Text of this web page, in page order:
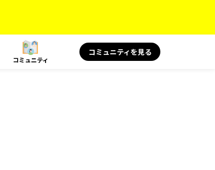
コミュニティ
コミュニティを見る